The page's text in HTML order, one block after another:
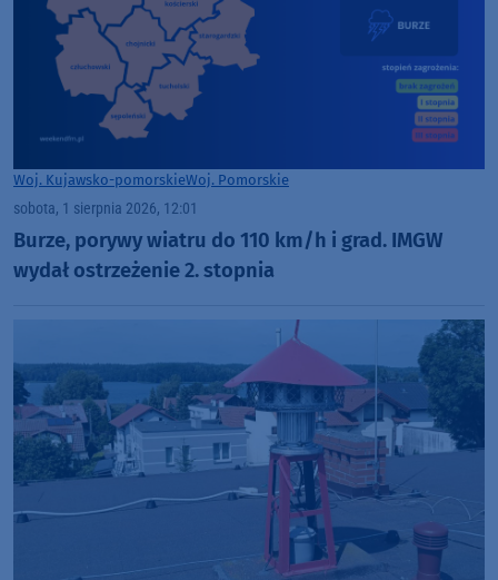
Woj. Kujawsko-pomorskieWoj. Pomorskie
sobota, 1 sierpnia 2026, 12:01
Burze, porywy wiatru do 110 km/h i grad. IMGW
wydał ostrzeżenie 2. stopnia